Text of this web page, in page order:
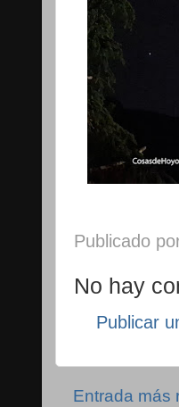
Publicado
No hay
Publicar
Entrada más